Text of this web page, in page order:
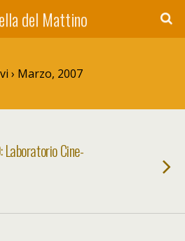
del Mattino
› Marzo, 2007
Laboratorio Cine-